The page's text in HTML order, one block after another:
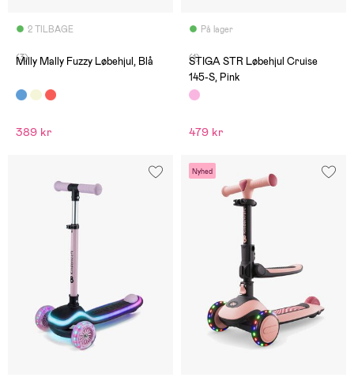
2 TILBAGE
(3)
Milly Mally Fuzzy Løbehjul, Blå
389 kr
På lager
(1)
STIGA STR Løbehjul Cruise
145-S, Pink
479 kr
Nyhed